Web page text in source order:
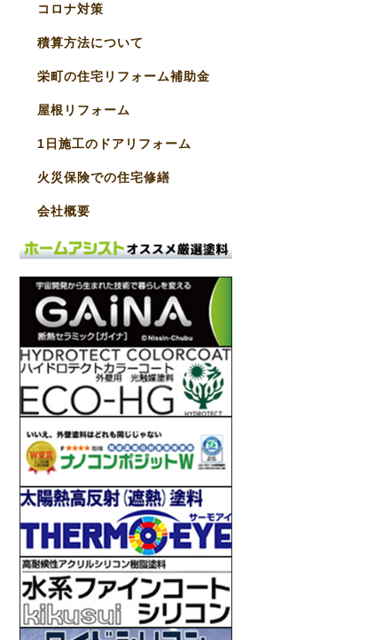
コロナ対策
積算方法について
栄町の住宅リフォーム補助金
屋根リフォーム
1日施工のドアリフォーム
火災保険での住宅修繕
会社概要